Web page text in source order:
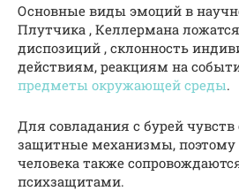
Основные виды эмоций в
Плутчика , Келлермана
диспозиций , склонность
действиям, реакциям на
предметы окружающей среды.
Для совладания с бурей чувств
защитные механизмы, поэтому
человека также
психзащитами.